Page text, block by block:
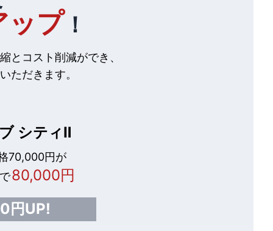
ップ ！
とコスト削減ができ、
ただきます。
シティⅡ
70,000円が
80,000円
円UP!